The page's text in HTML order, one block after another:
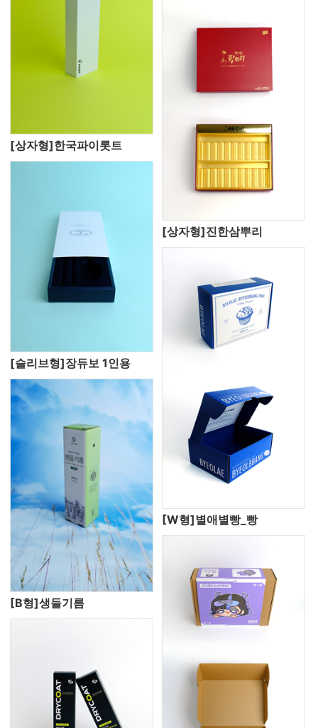
[상자형]한국파이롯트
[슬리브형]장듀보 1인용
[상자형]진한삼뿌리
[B형]생들기름
[W형]별애별빵_빵